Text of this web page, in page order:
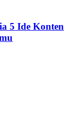
5 Ide Konten